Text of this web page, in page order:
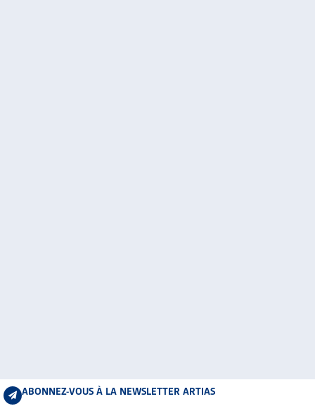
ABONNEZ-VOUS À LA NEWSLETTER ARTIAS